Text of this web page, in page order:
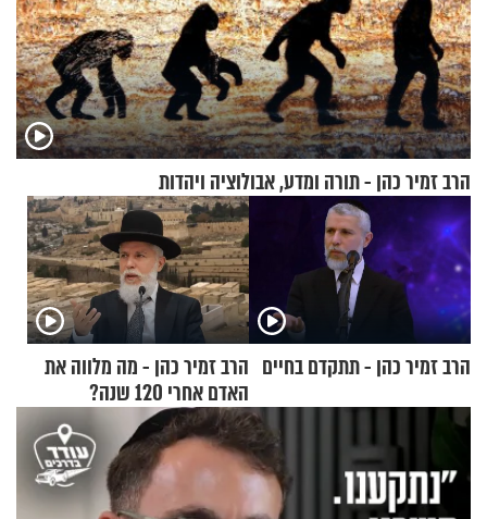
הרב זמיר כהן - תורה ומדע, אבולוציה ויהדות
הרב זמיר כהן - תתקדם בחיים הרב זמיר כהן - מה מלווה את
האדם אחרי 120 שנה?